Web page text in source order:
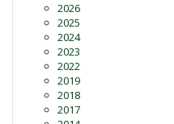
2026
2025
2024
2023
2022
2019
2018
2017